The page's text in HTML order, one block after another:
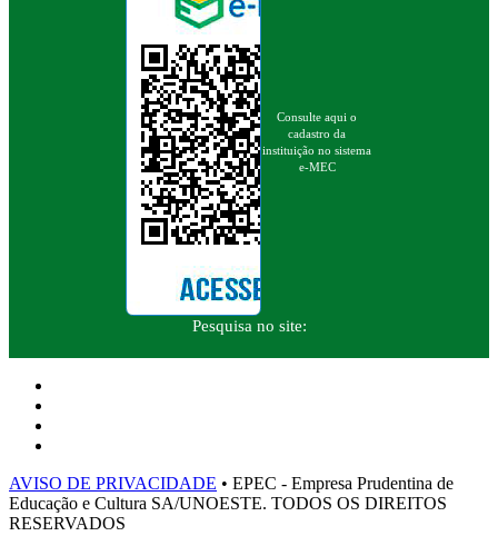
Consulte aqui o
cadastro da
instituição no sistema
e-MEC
Pesquisa no site:
AVISO DE PRIVACIDADE • EPEC - Empresa Prudentina de
Educação e Cultura SA/UNOESTE. TODOS OS DIREITOS
RESERVADOS